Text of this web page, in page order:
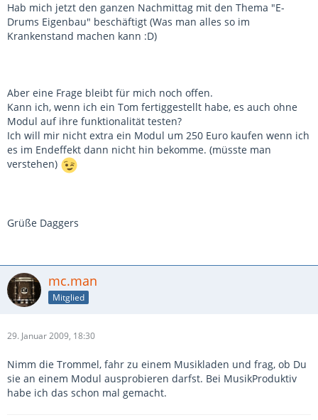
Hab mich jetzt den ganzen Nachmittag mit den Thema "E-
Drums Eigenbau" beschäftigt (Was man alles so im
Krankenstand machen kann :D)
Aber eine Frage bleibt für mich noch offen.
Kann ich, wenn ich ein Tom fertiggestellt habe, es auch ohne
Modul auf ihre funktionalität testen?
Ich will mir nicht extra ein Modul um 250 Euro kaufen wenn ich
es im Endeffekt dann nicht hin bekomme. (müsste man
verstehen)
Grüße Daggers
mc.man
Mitglied
29. Januar 2009, 18:30
Nimm die Trommel, fahr zu einem Musikladen und frag, ob Du
sie an einem Modul ausprobieren darfst. Bei MusikProduktiv
habe ich das schon mal gemacht.